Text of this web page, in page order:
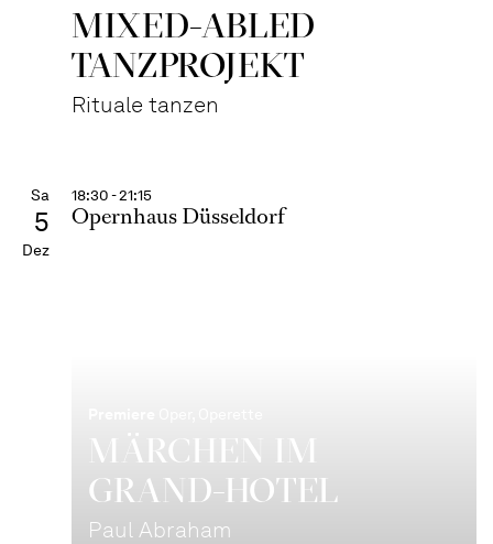
MIXED-ABLED
TANZPROJEKT
Rituale tanzen
Sa
5
Dez
18:30 - 21:15
Opernhaus Düsseldorf
MÄRCHEN IM
GRAND-HOTEL
Paul Abraham